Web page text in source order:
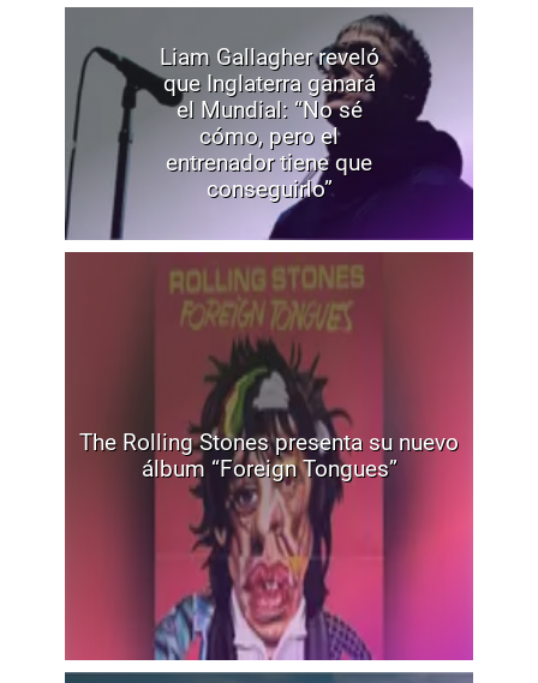
Liam Gallagher reveló
que Inglaterra ganará
el Mundial: “No sé
cómo, pero el
entrenador tiene que
conseguirlo”
The Rolling Stones presenta su nuevo
álbum “Foreign Tongues”